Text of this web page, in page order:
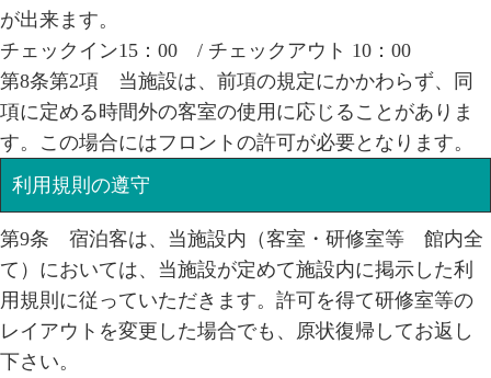
が出来ます。
チェックイン15：00 / チェックアウト 10：00
第8条第2項 当施設は、前項の規定にかかわらず、同
項に定める時間外の客室の使用に応じることがありま
す。この場合にはフロントの許可が必要となります。
利用規則の遵守
第9条 宿泊客は、当施設内（客室・研修室等 館内全
て）においては、当施設が定めて施設内に掲示した利
用規則に従っていただきます。許可を得て研修室等の
レイアウトを変更した場合でも、原状復帰してお返し
下さい。